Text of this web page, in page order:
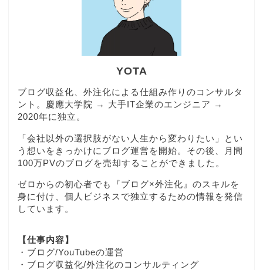
YOTA
ブログ収益化、外注化による仕組み作りのコンサルタ
ント。慶應大学院 → 大手IT企業のエンジニア →
2020年に独立。
「会社以外の選択肢がない人生から変わりたい」とい
う想いをきっかけにブログ運営を開始。その後、月間
100万PVのブログを売却することができました。
ゼロからの初心者でも『ブログ×外注化』のスキルを
身に付け、個人ビジネスで独立するための情報を発信
しています。
【仕事内容】
・ブログ/YouTubeの運営
・ブログ収益化/外注化のコンサルティング